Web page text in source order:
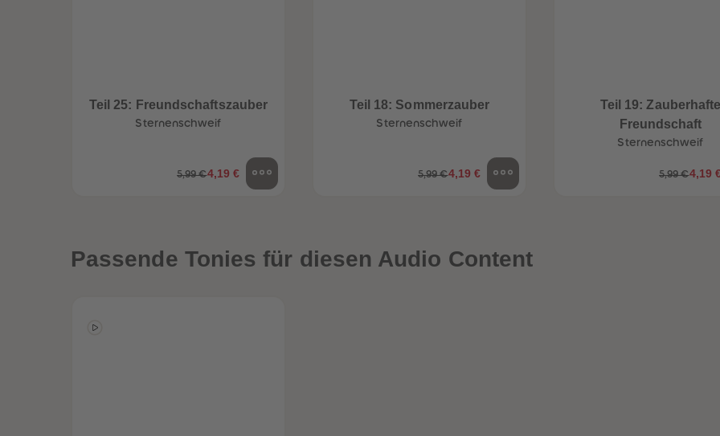
Neuheiten
Teil 25: Freundschaftszauber
Sternenschweif
5,99 €4,19 €
Teil 18: Sommerzauber
Sternenschweif
5,99 €4,19 €
Teil 19:
Freundschaft
Sternenschweif
5,99 €4,19
Passende Tonies für diesen Audio Content